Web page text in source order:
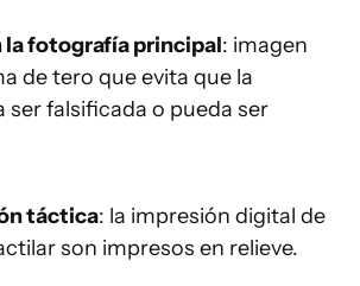
la fotografía principal: imagen
de tero que evita que la
falsificada o pueda ser
táctica: la impresión digital de
son impresos en relieve.